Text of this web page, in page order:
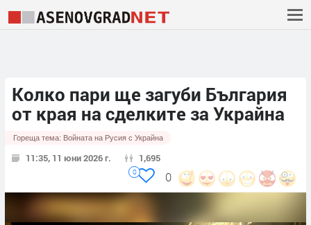
Колко пари ще загуби България
от края на сделките за Украйна
Гореща тема: Войната на Русия с Украйна
11:35, 11 юни 2026 г. 1,695
0
0